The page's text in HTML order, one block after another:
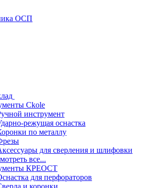
ОСП
Ckole
инструмент
оснастка
по металлу
для сверления и шлифовки
все...
КРЕОСТ
для перфораторов
и коронки